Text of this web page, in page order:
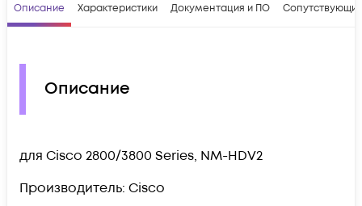
Описание Характеристики Документация и ПО
Описание
для Cisco 2800/3800 Series, NM-HDV2
Производитель: Cisco